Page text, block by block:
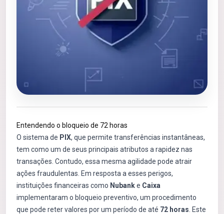
Entendendo o bloqueio de 72 horas
O sistema de PIX, que permite transferências instantâneas,
tem como um de seus principais atributos a rapidez nas
transações. Contudo, essa mesma agilidade pode atrair
ações fraudulentas. Em resposta a esses perigos,
instituições financeiras como Nubanke Caixa
implementaram o bloqueio preventivo, um procedimento
que pode reter valores por um período de até 72 horas . Este